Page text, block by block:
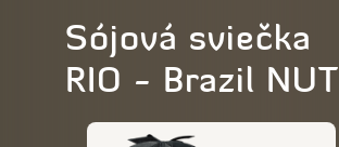
Sójová sviečka
RIO - Brazil NUT